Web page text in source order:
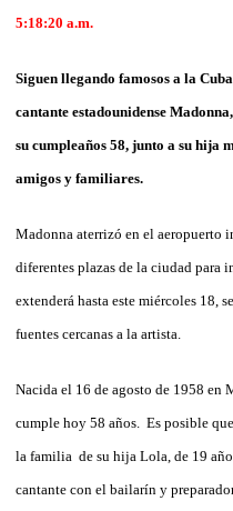
5:18:20 a.m.
Siguen llegando famosos a la
cantante estadounidense
su cumpleaños 58, junto a su hija
amigos y familiares.
Madonna aterrizó en el aeropuerto
diferentes plazas de la ciudad para
extenderá hasta este miércoles 18,
fuentes cercanas a la artista.
Nacida el 16 de agosto de 1958
cumple hoy 58 años. Es posible
la familia de su hija Lola, de 19
cantante con el bailarín y